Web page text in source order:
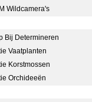
Wildcamera's
Bij Determineren
Vaatplanten
Korstmossen
Orchideeën